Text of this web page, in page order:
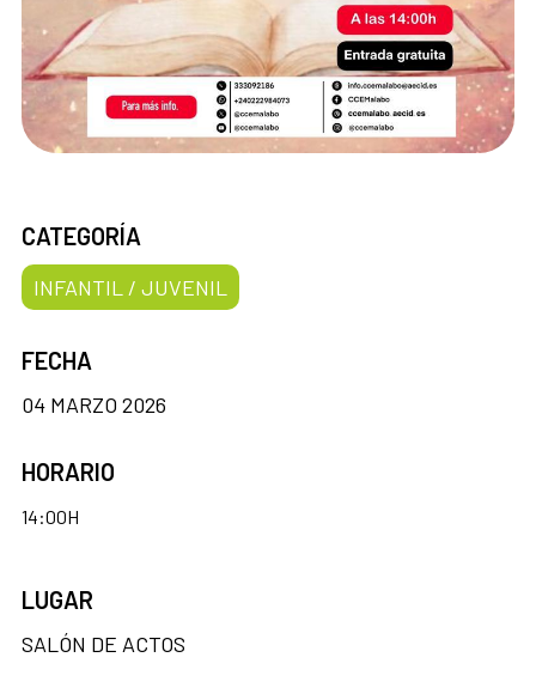
CATEGORÍA
INFANTIL / JUVENIL
FECHA
04 MARZO 2026
HORARIO
14:00H
LUGAR
SALÓN DE ACTOS